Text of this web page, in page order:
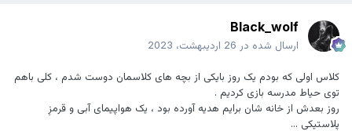
Black_wolf
ارسال شده در 26 اردیبهشت، 2023
کلاس اولی که بودم یک روز بایکی از بچه های کلاسمان دوست شدم ، کلی باهم
توی حیاط مدرسه بازی کردیم .
روز بعدش از خانه شان برایم هدیه آورده بود ، یک هواپیمای آبی و قرمزِ
پلاستیکی ...